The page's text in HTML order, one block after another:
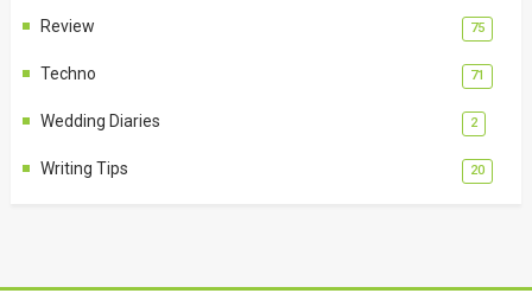
Review 75
Techno 71
Wedding Diaries 2
Writing Tips 20